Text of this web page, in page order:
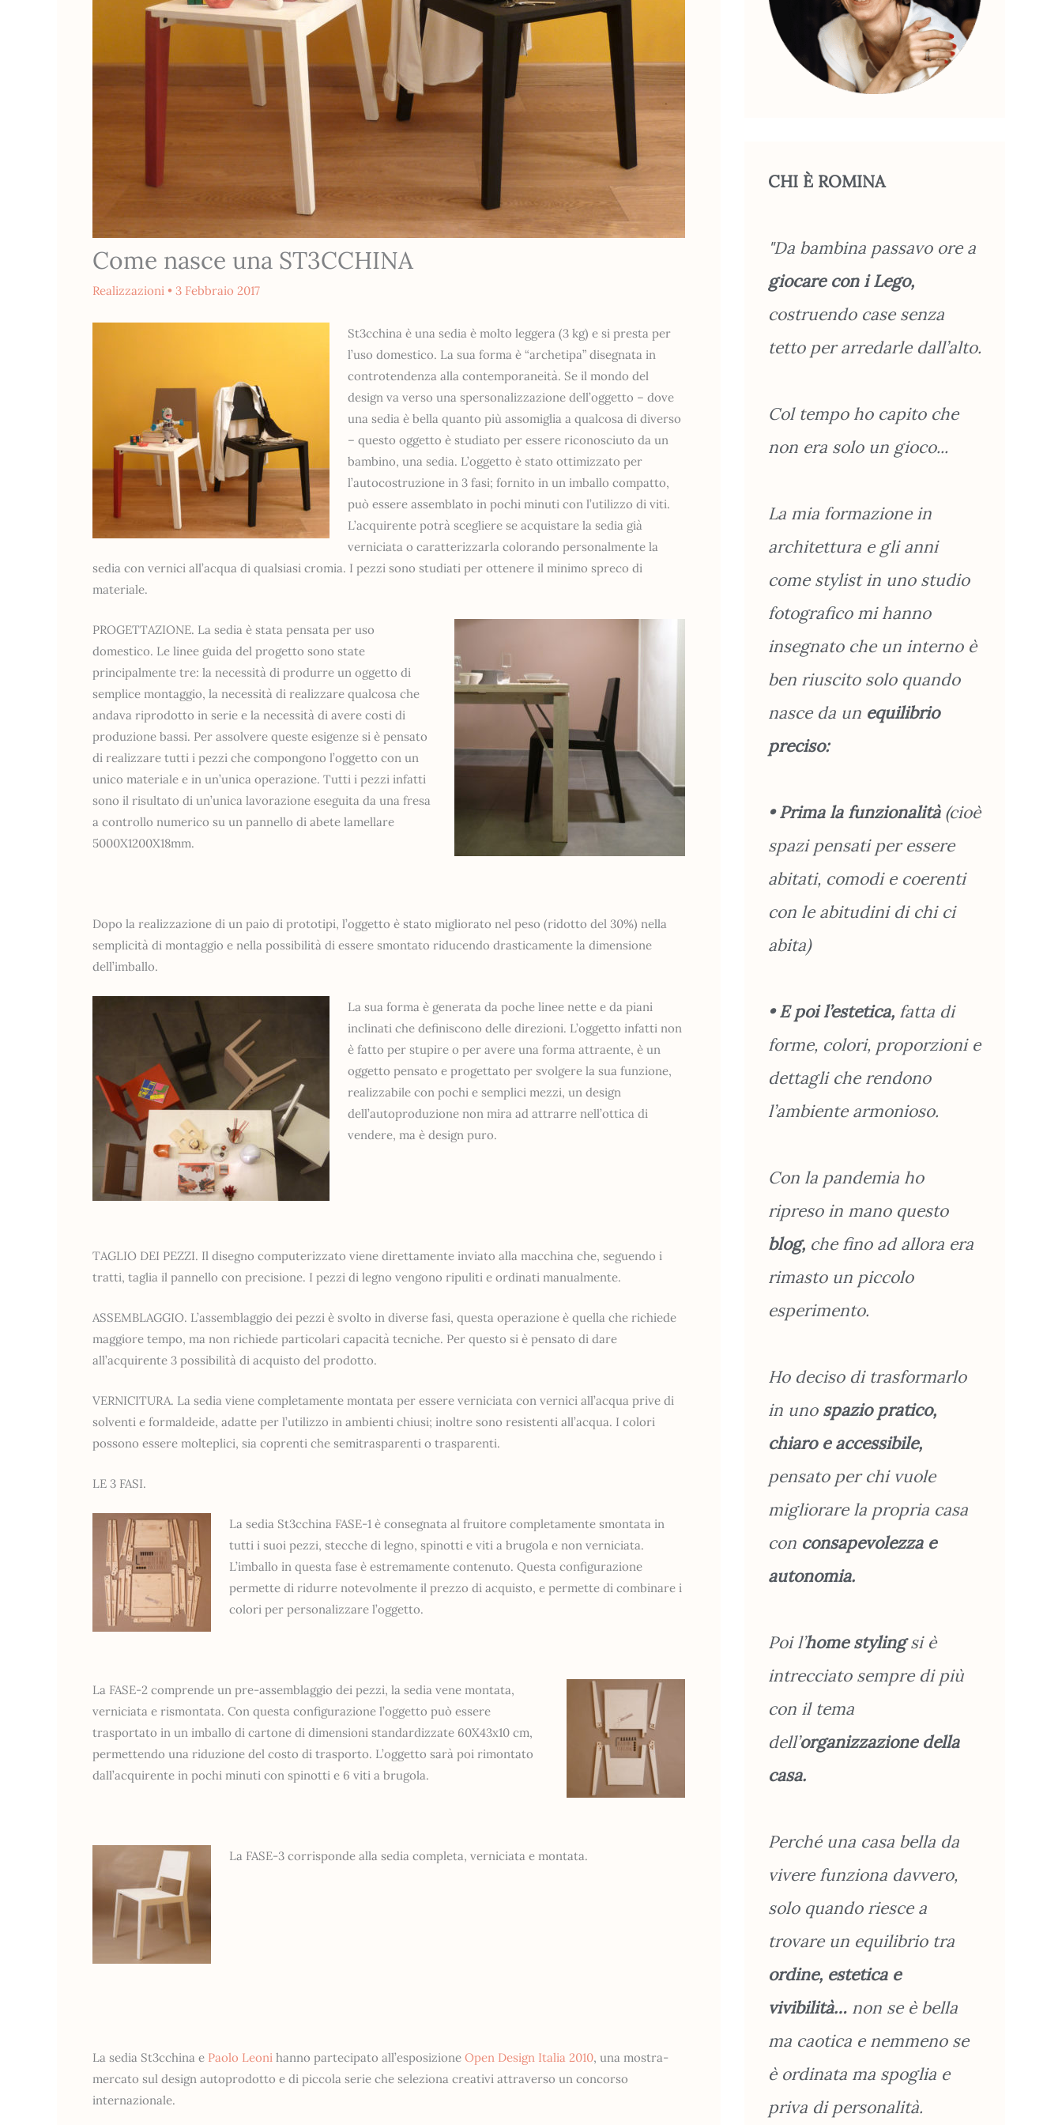
Come nasce una ST3CCHINA
Realizzazioni • 3 Febbraio 2017
St3cchina è una sedia è molto leggera (3 kg) e si presta per
l’uso domestico. La sua forma è “archetipa” disegnata in
controtendenza alla contemporaneità. Se il mondo del
design va verso una spersonalizzazione dell’oggetto – dove
una sedia è bella quanto più assomiglia a qualcosa di diverso
– questo oggetto è studiato per essere riconosciuto da un
bambino, una sedia. L’oggetto è stato ottimizzato per
l’autocostruzione in 3 fasi; fornito in un imballo compatto,
può essere assemblato in pochi minuti con l’utilizzo di viti.
L’acquirente potrà scegliere se acquistare la sedia già
verniciata o caratterizzarla colorando personalmente la
sedia con vernici all’acqua di qualsiasi cromia. I pezzi sono studiati per ottenere il minimo spreco di
materiale.
PROGETTAZIONE. La sedia è stata pensata per uso
domestico. Le linee guida del progetto sono state
principalmente tre: la necessità di produrre un oggetto di
semplice montaggio, la necessità di realizzare qualcosa che
andava riprodotto in serie e la necessità di avere costi di
produzione bassi. Per assolvere queste esigenze si è pensato
di realizzare tutti i pezzi che compongono l’oggetto con un
unico materiale e in un’unica operazione. Tutti i pezzi infatti
sono il risultato di un’unica lavorazione eseguita da una fresa
a controllo numerico su un pannello di abete lamellare
5000X1200X18mm.
Dopo la realizzazione di un paio di prototipi, l’oggetto è stato migliorato nel peso (ridotto del 30%) nella
semplicità di montaggio e nella possibilità di essere smontato riducendo drasticamente la dimensione
dell’imballo.
La sua forma è generata da poche linee nette e da piani
inclinati che definiscono delle direzioni. L’oggetto infatti non
è fatto per stupire o per avere una forma attraente, è un
oggetto pensato e progettato per svolgere la sua funzione,
realizzabile con pochi e semplici mezzi, un design
dell’autoproduzione non mira ad attrarre nell’ottica di
vendere, ma è design puro.
TAGLIO DEI PEZZI. Il disegno computerizzato viene direttamente inviato alla macchina che, seguendo i
tratti, taglia il pannello con precisione. I pezzi di legno vengono ripuliti e ordinati manualmente.
ASSEMBLAGGIO. L’assemblaggio dei pezzi è svolto in diverse fasi, questa operazione è quella che richiede
maggiore tempo, ma non richiede particolari capacità tecniche. Per questo si è pensato di dare
all’acquirente 3 possibilità di acquisto del prodotto.
VERNICITURA. La sedia viene completamente montata per essere verniciata con vernici all’acqua prive di
solventi e formaldeide, adatte per l’utilizzo in ambienti chiusi; inoltre sono resistenti all’acqua. I colori
possono essere molteplici, sia coprenti che semitrasparenti o trasparenti.
LE 3 FASI.
La sedia St3cchina FASE-1 è consegnata al fruitore completamente smontata in
tutti i suoi pezzi, stecche di legno, spinotti e viti a brugola e non verniciata.
L’imballo in questa fase è estremamente contenuto. Questa configurazione
permette di ridurre notevolmente il prezzo di acquisto, e permette di combinare i
colori per personalizzare l’oggetto.
La FASE-2 comprende un pre-assemblaggio dei pezzi, la sedia vene montata,
verniciata e rismontata. Con questa configurazione l’oggetto può essere
trasportato in un imballo di cartone di dimensioni standardizzate 60X43x10 cm,
permettendo una riduzione del costo di trasporto. L’oggetto sarà poi rimontato
dall’acquirente in pochi minuti con spinotti e 6 viti a brugola.
La FASE-3 corrisponde alla sedia completa, verniciata e montata.
La sedia St3cchina e Paolo Leoni hanno partecipato all’esposizione Open Design Italia 2010, una mostra-
mercato sul design autoprodotto e di piccola serie che seleziona creativi attraverso un concorso
internazionale.
CHI È ROMINA
"Da bambina passavo ore a
giocare con i Lego,
costruendo case senza
tetto per arredarle dall’alto.
Col tempo ho capito che
non era solo un gioco...
La mia formazione in
architettura e gli anni
come stylist in uno studio
fotografico mi hanno
insegnato che un interno è
ben riuscito solo quando
nasce da un equilibrio
preciso:
• Prima la funzionalità(cioè
spazi pensati per essere
abitati, comodi e coerenti
con le abitudini di chi ci
abita)
• E poi l’estetica, fatta di
forme, colori, proporzioni e
dettagli che rendono
l’ambiente armonioso.
Con la pandemia ho
ripreso in mano questo
blog, che fino ad allora era
rimasto un piccolo
esperimento.
Ho deciso di trasformarlo
in unospazio pratico,
chiaro e accessibile,
pensato per chi vuole
migliorare la propria casa
con consapevolezza e
autonomia.
Poi l’home stylingsi è
intrecciato sempre di più
con il tema
dell’organizzazione della
casa.
Perché una casa bella da
vivere funziona davvero,
solo quando riesce a
trovare un equilibrio tra
ordine, estetica e
vivibilità… non se è bella
ma caotica e nemmeno se
è ordinata ma spoglia e
priva di personalità.